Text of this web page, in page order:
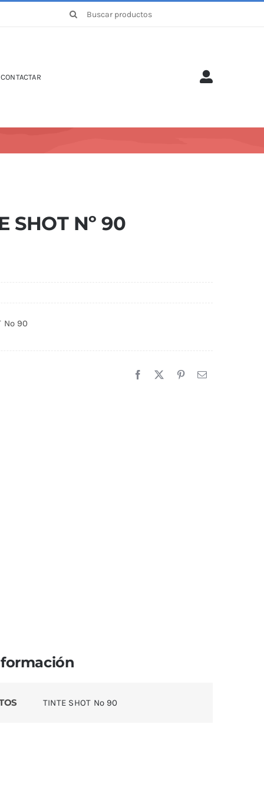
Buscar:
CONTACTAR
SHOT Nº 90
Nº 90
TINTE SHOT Nº 90